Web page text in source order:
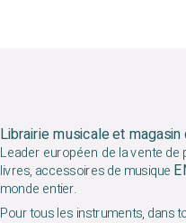
Librairie musicale et
Leader européen de la vente de
livres, accessoires de musique
monde entier.
Pour tous les instruments, dans